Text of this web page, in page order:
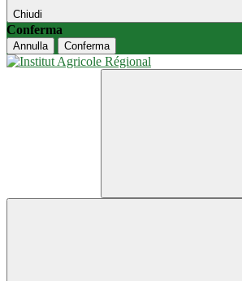
Chiudi
Conferma
Annulla Conferma